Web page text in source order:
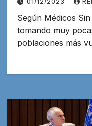
01/12/2023
Según Médicos
tomando muy
poblaciones más